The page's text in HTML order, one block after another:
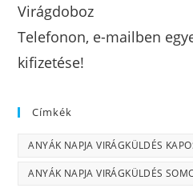
Virágdoboz
Telefonon, e-mailben
kifizetése!
Címkék
ANYÁK NAPJA VIRÁGKÜLDÉS
ANYÁK NAPJA VIRÁGKÜLDÉS